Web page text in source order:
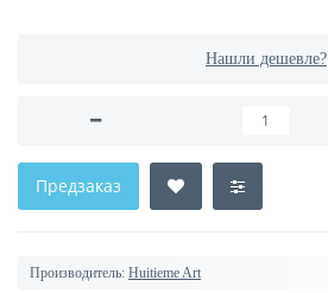
Нашли дешевле?
Предзаказ
Производитель: Huitieme Art